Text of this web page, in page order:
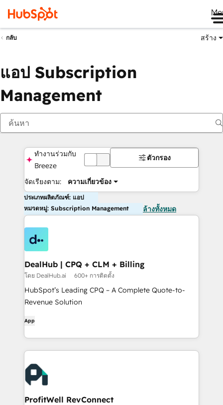
กลับ สร้าง
แอป Subscription
Management
ทำงานร่วมกับ
Breeze
ปิด
จัดเรียงตาม: ความเกี่ยวข้อง
ตัวกรอง
ประเภทผลิตภัณฑ์: แอป
หมวดหมู่: Subscription Management
ล้างทั้งหมด
DealHub | CPQ + CLM + Billing
โดย DealHub.ai 600+ การติดตั้ง
HubSpot’s Leading CPQ – A Complete Quote-to-
Revenue Solution
App
ProfitWell RevConnect